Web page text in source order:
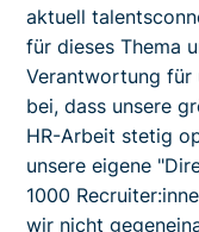
aktuell
für dieses Thema
Verantwortung für
bei, dass unsere
HR-Arbeit stetig
unsere eigene
1000
wir nicht